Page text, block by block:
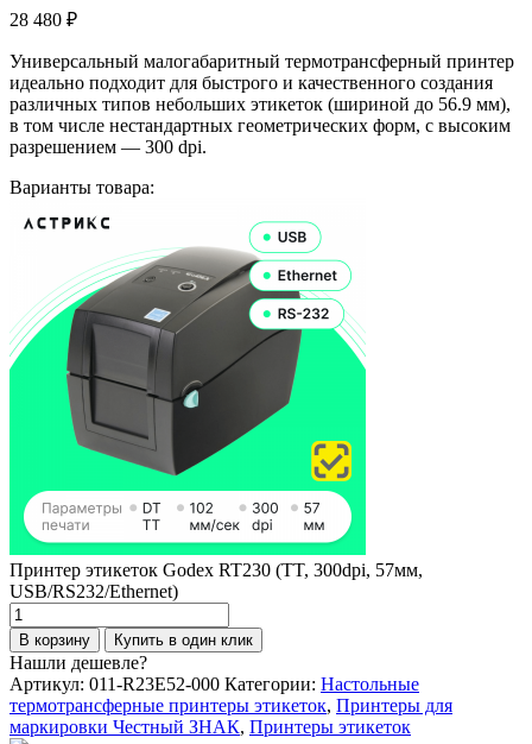
28 480 ₽
Универсальный малогабаритный термотрансферный принтер
идеально подходит для быстрого и качественного создания
различных типов небольших этикеток (шириной до 56.9 мм),
в том числе нестандартных геометрических форм, с высоким
разрешением — 300 dpi.
Варианты товара:
Принтер этикеток Godex RT230 (TT, 300dpi, 57мм,
USB/RS232/Ethernet)
Количество
товара
Принтер
этикеток
Godex
RT230
(TT,
В корзину Купить в один клик
Нашли дешевле?
Артикул: 011-R23E52-000 Категории: Настольные
термотрансферные принтеры этикеток, Принтеры для
маркировки Честный ЗНАК, Принтеры этикеток